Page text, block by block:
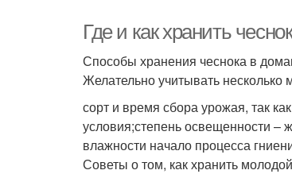
Где и как хранить
Способы хранения чеснока в
Желательно учитывать несколько
сорт и время сбора урожая, так
условия;степень освещенности –
влажности начало процесса
Советы о том, как хранить